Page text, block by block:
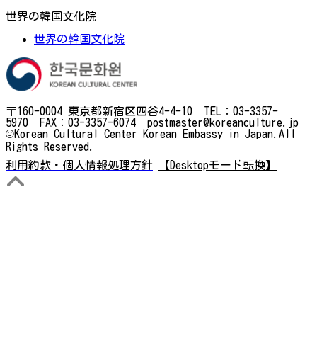
世界の韓国文化院
世界の韓国文化院
〒160-0004 東京都新宿区四谷4-4-10 TEL：03-3357-
5970 FAX：03-3357-6074 postmaster@koreanculture.jp
©Korean Cultural Center Korean Embassy in Japan.All
Rights Reserved.
利用約款・個人情報処理方針
【Desktopモード転換】